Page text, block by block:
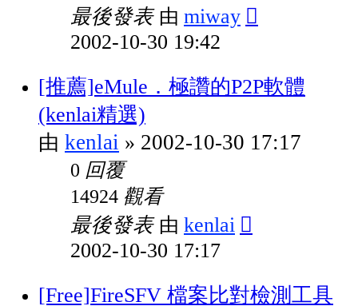
最後發表 由 miway
2002-10-30 19:42
[推薦]eMule．極讚的P2P軟體
(kenlai精選)
由 kenlai » 2002-10-30 17:17
0 回覆
14924 觀看
最後發表 由 kenlai
2002-10-30 17:17
[Free]FireSFV 檔案比對檢測工具